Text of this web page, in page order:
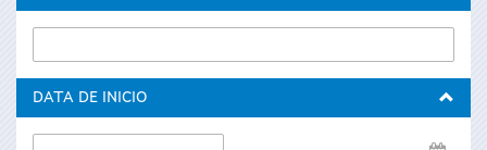
DATA DE INICIO